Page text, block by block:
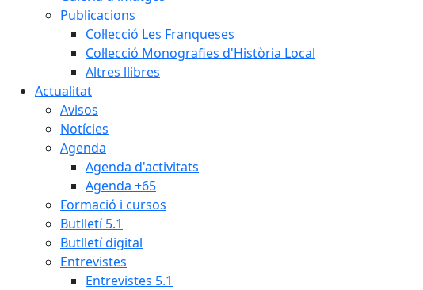
Publicacions
Col·lecció Les Franqueses
Col·lecció Monografies d'Història Local
Altres llibres
Actualitat
Avisos
Notícies
Agenda
Agenda d'activitats
Agenda +65
Formació i cursos
Butlletí 5.1
Butlletí digital
Entrevistes
Entrevistes 5.1